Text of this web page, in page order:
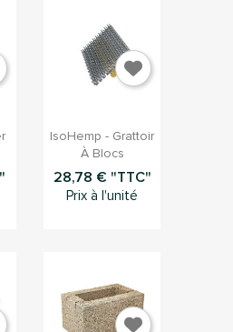
Aperçu rapide
IsoHemp - Grattoir
À Blocs
28,78 € "TTC"
Prix à l'unité